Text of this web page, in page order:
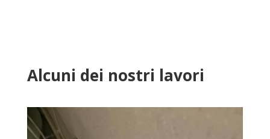
Alcuni dei nostri lavori